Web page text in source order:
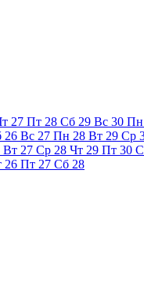
27 Пт 28 Сб 29 Вс 30 Пн
26 Вс 27 Пн 28 Вт 29 Ср
Вт 27 Ср 28 Чт 29 Пт 30
26 Пт 27 Сб 28